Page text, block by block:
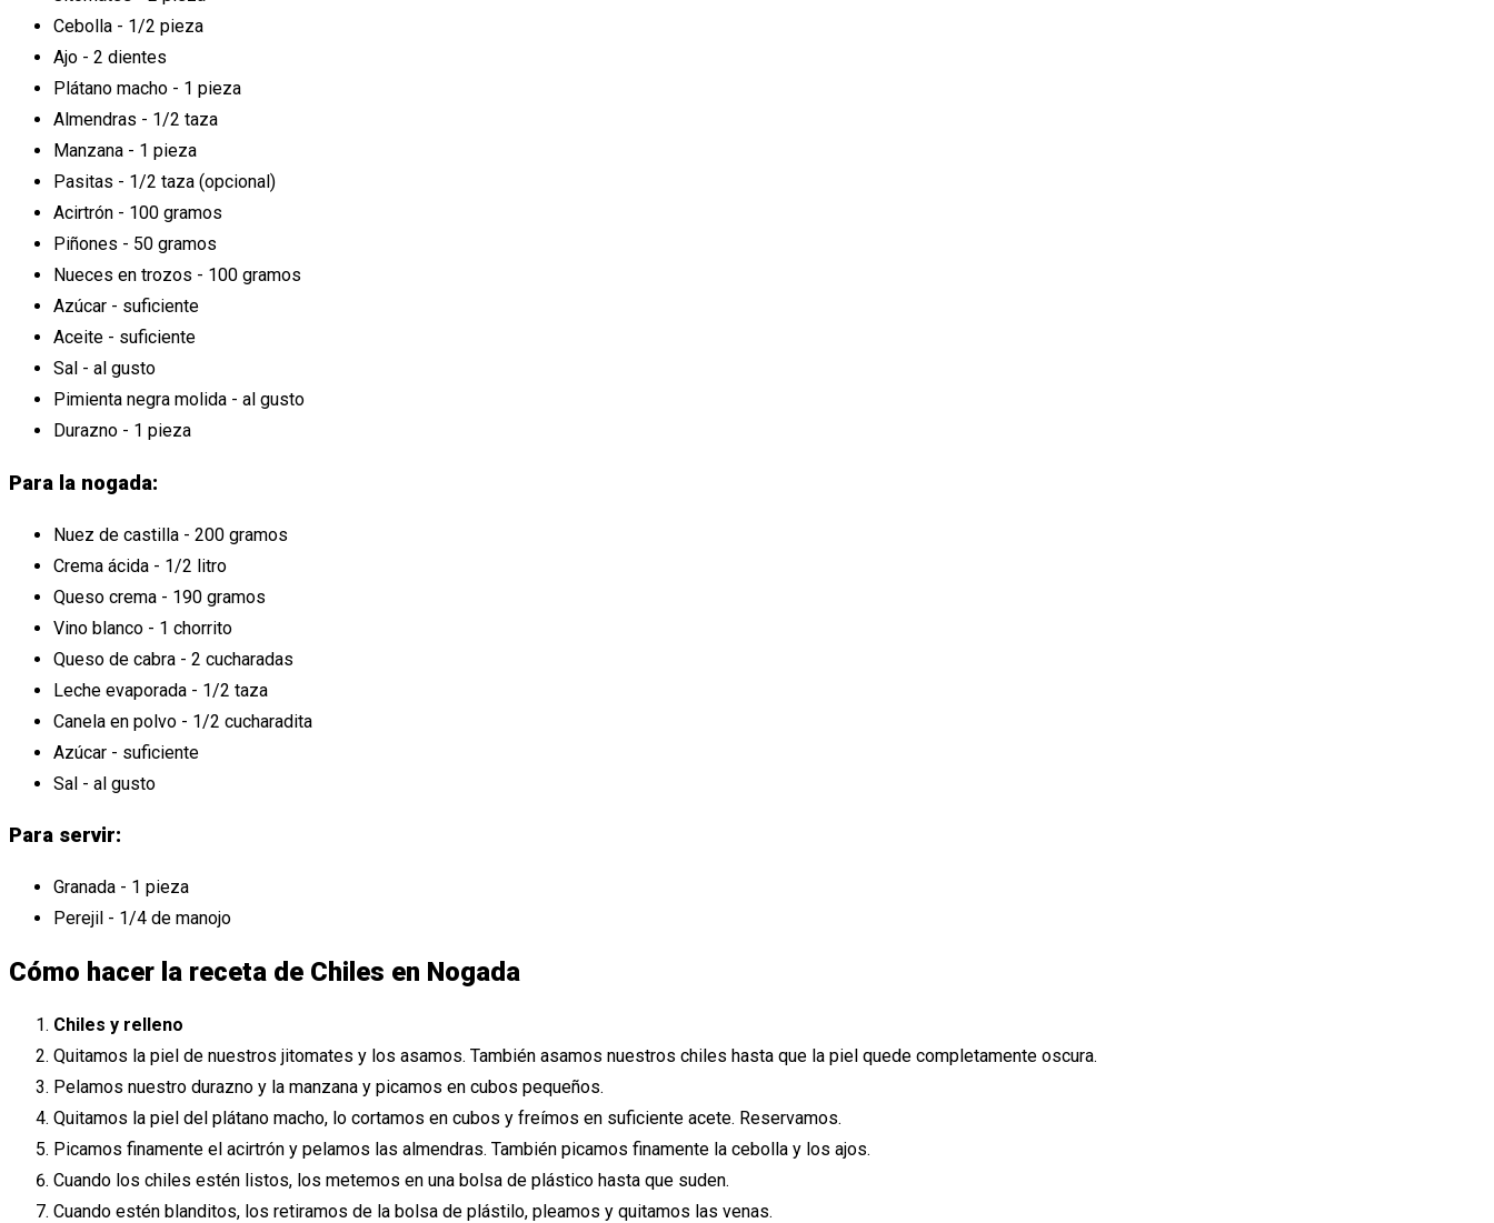
Cebolla - 1/2 pieza
Ajo - 2 dientes
Plátano macho - 1 pieza
Almendras - 1/2 taza
Manzana - 1 pieza
Pasitas - 1/2 taza (opcional)
Acirtrón - 100 gramos
Piñones - 50 gramos
Nueces en trozos - 100 gramos
Azúcar - suficiente
Aceite - suficiente
Sal - al gusto
Pimienta negra molida - al gusto
Durazno - 1 pieza
Para la nogada:
Nuez de castilla - 200 gramos
Crema ácida - 1/2 litro
Queso crema - 190 gramos
Vino blanco - 1 chorrito
Queso de cabra - 2 cucharadas
Leche evaporada - 1/2 taza
Canela en polvo - 1/2 cucharadita
Azúcar - suficiente
Sal - al gusto
Para servir:
Granada - 1 pieza
Perejil - 1/4 de manojo
Cómo hacer la receta de Chiles en Nogada
Chiles y relleno
Quitamos la piel de nuestros jitomates y los asamos. También asamos nuestros chiles hasta que la piel quede completamente oscura.
Pelamos nuestro durazno y la manzana y picamos en cubos pequeños.
Quitamos la piel del plátano macho, lo cortamos en cubos y freímos en suficiente acete. Reservamos.
Picamos finamente el acirtrón y pelamos las almendras. También picamos finamente la cebolla y los ajos.
Cuando los chiles estén listos, los metemos en una bolsa de plástico hasta que suden.
Cuando estén blanditos, los retiramos de la bolsa de plástilo, pleamos y quitamos las venas.